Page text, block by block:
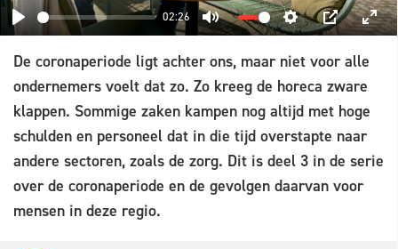
PLAY 02:26 MUTE
SETTINGS
PIP
De coronaperiode ligt achter ons, maar niet voor alle
ondernemers voelt dat zo. Zo kreeg de horeca zware
klappen. Sommige zaken kampen nog altijd met hoge
schulden en personeel dat in die tijd overstapte naar
andere sectoren, zoals de zorg. Dit is deel 3 in de serie
over de coronaperiode en de gevolgen daarvan voor
mensen in deze regio.